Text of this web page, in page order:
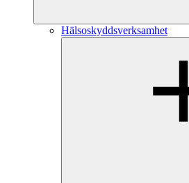
Hälsoskyddsverksamhet